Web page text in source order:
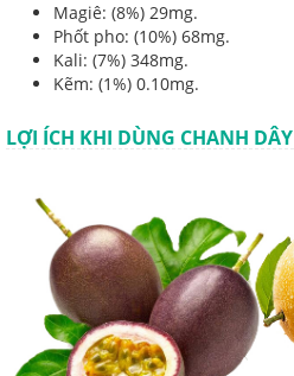
Magiê: (8%) 29mg.
Phốt pho: (10%) 68mg.
Kali: (7%) 348mg.
Kẽm: (1%) 0.10mg.
LỢI ÍCH KHI DÙNG CHANH DÂY